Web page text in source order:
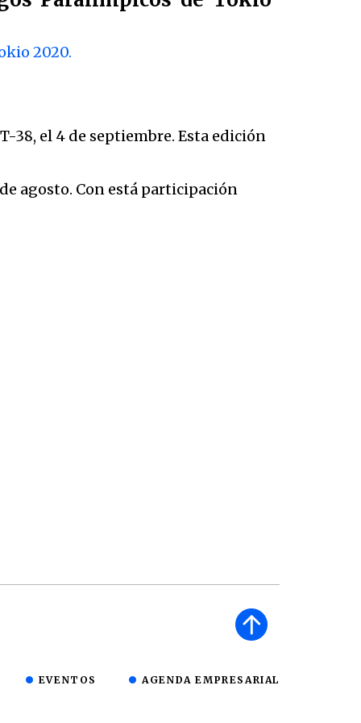
2020.
38, el 4 de septiembre. Esta edición
agosto. Con está participación
EVENTOS AGENDA EMPRESARIAL